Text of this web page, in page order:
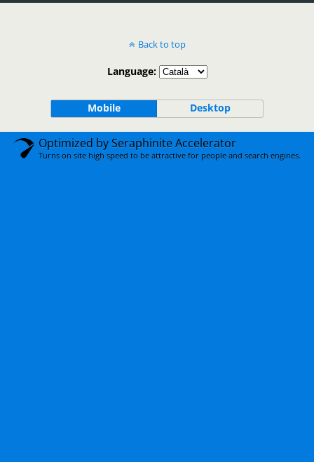
Back to top
Language:
Mobile Desktop
Optimized by Seraphinite Accelerator
Turns on site high speed to be attractive for people and search engines.